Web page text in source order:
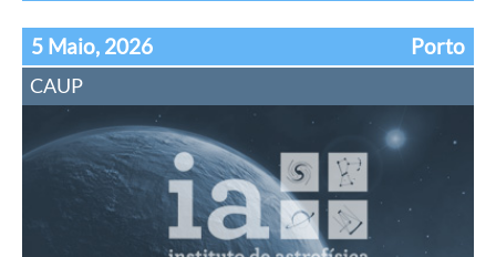
5 Maio, 2026 Porto
CAUP